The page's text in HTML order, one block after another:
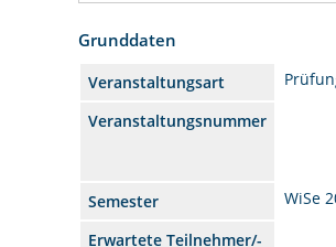
Grunddaten
Veranstaltungsart
Veranstaltungsnummer
Semester
WiSe
Erwartete Teilnehmer/-